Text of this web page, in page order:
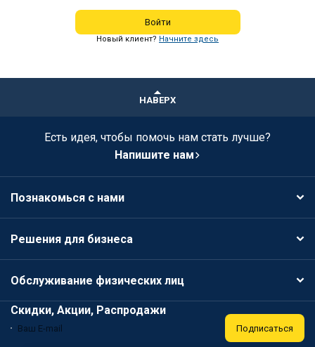
Войти
Новый клиент? Начните здесь
НАВЕРХ
Есть идея, чтобы помочь нам стать лучше?
Напишите нам
Познакомься с нами
Решения для бизнеса
Обслуживание физических лиц
Скидки, Акции, Распродажи
Подписаться